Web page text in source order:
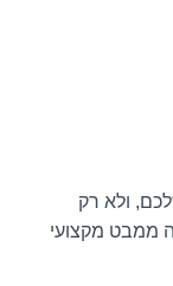
ולא רק
ממבט מקצועי